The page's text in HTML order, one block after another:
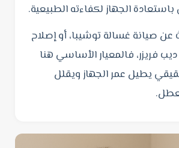
الجهاز لكفاءته الطبيعية.
صيانة غسالة توشيبا، أو إصلاح
فريزر، فالمعيار الأساسي هنا
يطيل عمر الجهاز ويقلل